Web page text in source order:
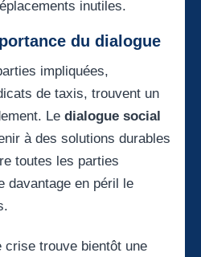
inutiles.
du dialogue
impliquées,
de taxis, trouvent un
Le dialogue social
à des solutions durables
toutes les parties
davantage en péril le
crise trouve bientôt une